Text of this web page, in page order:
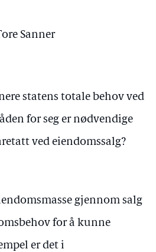
Sanner
statens totale behov ved
for seg er nødvendige
ved eiendomssalg?
gjennom salg
for å kunne
er det i